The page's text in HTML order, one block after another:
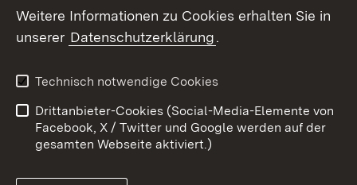
Kontakt
Datenschutz
Barrierefreiheit
Impressum
Cookies
Weitere Informationen zu Cookies erhalten Sie in
unserer Datenschutzerklärung.
Technisch notwendige Cookies
Drittanbieter-Cookies (Social-Media-Elemente von
Facebook, X / Twitter und Google werden auf der
gesamten Webseite aktiviert.)